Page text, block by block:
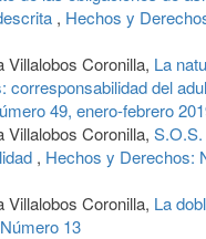
, Hechos y
Villalobos Coronilla, La
corresponsabilidad del
49, enero-febrero
Villalobos Coronilla,
, Hechos y Derechos:
Villalobos Coronilla, La
13